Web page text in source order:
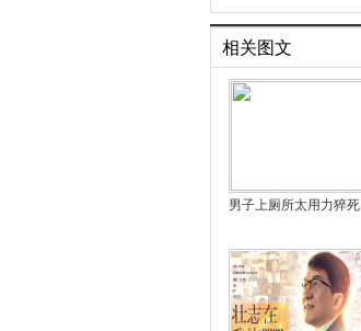
相关图文
男子上厕所太用力猝死